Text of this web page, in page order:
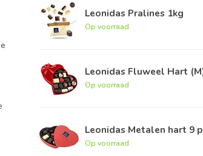
Leonidas Pralines 1kg
Op voorraad
Leonidas Fluweel Hart
Op voorraad
Leonidas Metalen hart 9
Op voorraad